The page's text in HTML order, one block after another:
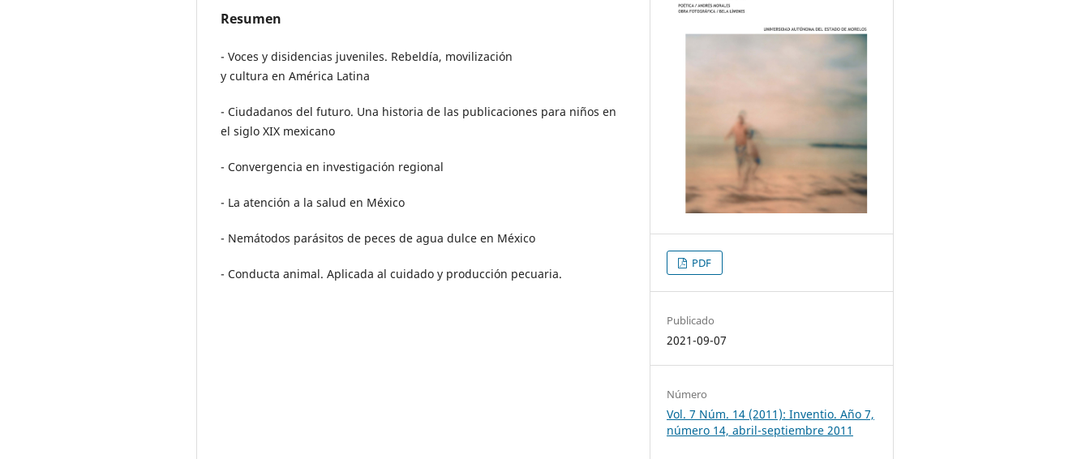
Resumen
- Voces y disidencias juveniles. Rebeldía, movilización
y cultura en América Latina
- Ciudadanos del futuro. Una historia de las publicaciones para niños en
el siglo XIX mexicano
- Convergencia en investigación regional
- La atención a la salud en México
- Nemátodos parásitos de peces de agua dulce en México
- Conducta animal. Aplicada al cuidado y producción pecuaria.
PDF
Publicado
2021-09-07
Número
Vol. 7 Núm. 14 (2011): Inventio. Año 7,
número 14, abril-septiembre 2011